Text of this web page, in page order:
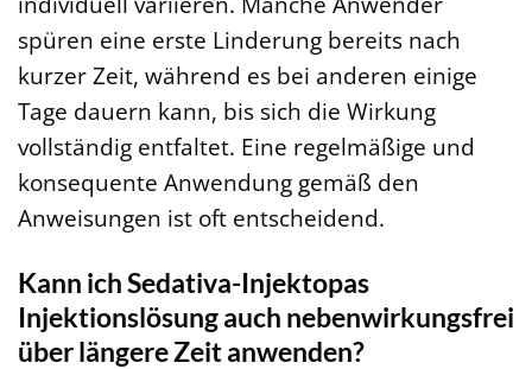
spüren eine erste Linderung bereits nach
kurzer Zeit, während es bei anderen einige
Tage dauern kann, bis sich die Wirkung
vollständig entfaltet. Eine regelmäßige und
konsequente Anwendung gemäß den
Anweisungen ist oft entscheidend.
Kann ich Sedativa-Injektopas
Injektionslösung auch nebenwirkungsfrei
über längere Zeit anwenden?